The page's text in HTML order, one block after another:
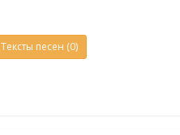
Тексты песен (0)